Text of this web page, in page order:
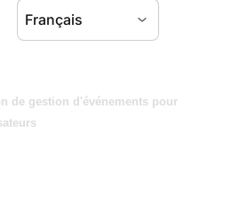
de gestion d'événements pour